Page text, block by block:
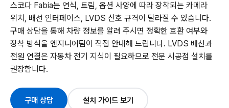
스코다 Fabia는 연식, 트림, 옵션 사양에 따라 장착되는 카메라
위치, 배선 인터페이스, LVDS 신호 규격이 달라질 수 있습니다.
구매 상담을 통해 차량 정보를 알려 주시면 정확한 호환 여부와
장착 방식을 엔지니어팀이 직접 안내해 드립니다. LVDS 배선과
전원 연결은 자동차 전기 지식이 필요하므로 전문 시공점 설치를
권장합니다.
구매 상담 설치 가이드 보기